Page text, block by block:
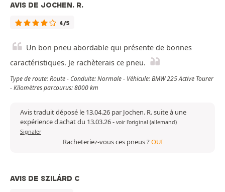
AVIS DE JOCHEN. R.
4/5
Un bon pneu abordable qui présente de bonnes
caractéristiques. Je rachèterais ce pneu.
Type de route: Route - Conduite: Normale - Véhicule: BMW 225 Active Tourer
- Kilomètres parcourus: 8000 km
Avis traduit déposé le 13.04.26 par Jochen. R. suite à une
expérience d'achat du 13.03.26- voir l'original (allemand)
Signaler
Racheteriez-vous ces pneus ?OUI
AVIS DE SZILÁRD C